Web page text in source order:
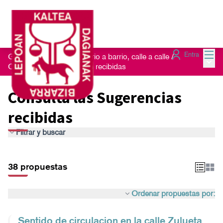
Entra
Getxo Txukun 2021 - Barrio a barrio, calle a calle /
Consulta las Sugerencias recibidas
Consulta las Sugerencias
recibidas
Filtrar y buscar
38 propuestas
Ordenar propuestas por:
Sentido de circulacion en la calle Zulueta